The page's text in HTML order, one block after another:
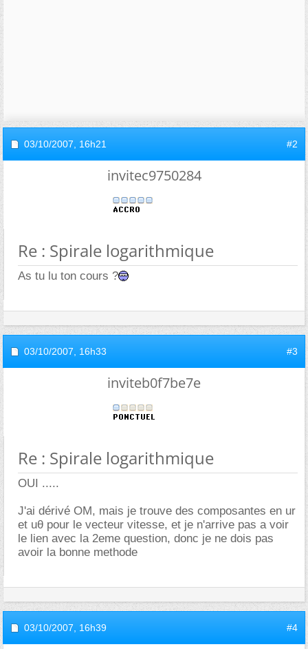
03/10/2007, 16h21 #2
invitec9750284
Re : Spirale logarithmique
As tu lu ton cours ?
03/10/2007, 16h33 #3
inviteb0f7be7e
Re : Spirale logarithmique
OUI .....
J'ai dérivé OM, mais je trouve des composantes en ur
et uθ pour le vecteur vitesse, et je n'arrive pas a voir
le lien avec la 2eme question, donc je ne dois pas
avoir la bonne methode
03/10/2007, 16h39 #4